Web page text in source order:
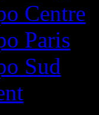
Centre
Paris
Sud